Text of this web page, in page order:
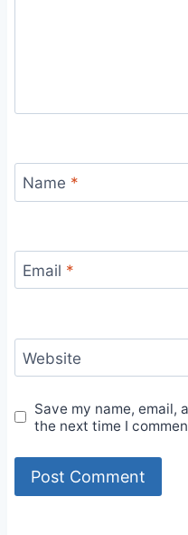
Name *
Email *
Website
Save my name, email,
the next time I